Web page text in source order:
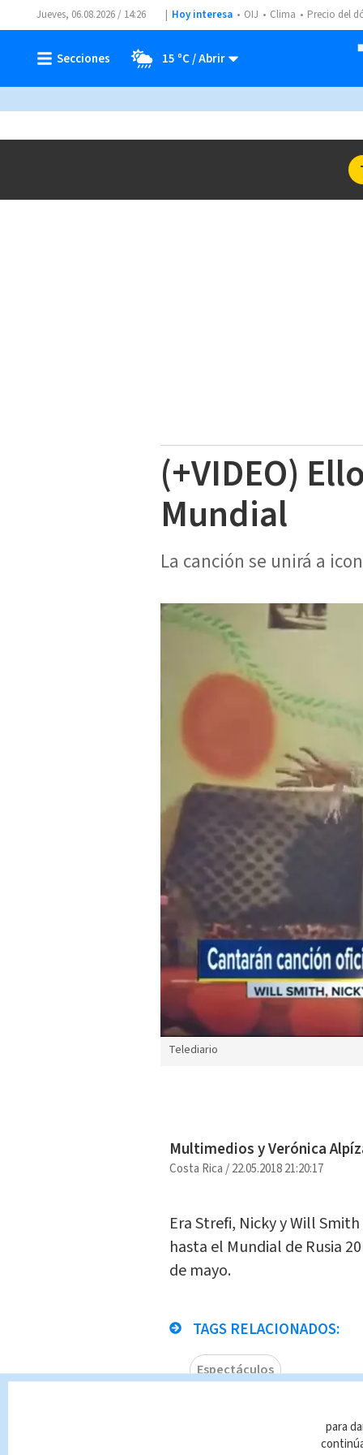
Jueves, 06.08.2026 / 14:26 Hoy interesa OIJ Clima Precio del
15 ºC
(+VIDEO)
Mundial
La canción se unirá a
Telediario
Multimedios y Verónica
Costa Rica/22.05.2018 21:20:17
Era Strefi, Nicky y Will
hasta el Mundial de Rusia
de mayo.
TAGS RELACIONADOS:
Espectáculos
Queda prohibida la
que es propiedad de
infracción y un delito de
para